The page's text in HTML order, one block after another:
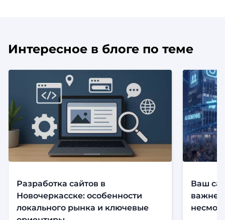
Интересное в блоге по теме
Разработка сайтов в
Новочеркасске: особенности
локального рынка и ключевые
Ваш